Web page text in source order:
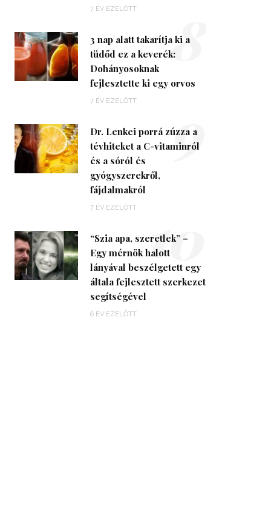
7 ÉV EZELŐTT
3 nap alatt takarítja ki a
tüdőd ez a keverék:
Dohányosoknak
fejlesztette ki egy orvos
7 ÉV EZELŐTT
8
Dr. Lenkei porrá zúzza a
tévhiteket a C-vitaminról
és a sóról és
gyógyszerekről,
fájdalmakról
7 ÉV EZELŐTT
9
“Szia apa, szeretlek” –
Egy mérnök halott
lányával beszélgetett egy
általa fejlesztett szerkezet
segítségével
6 ÉV EZELŐTT
10